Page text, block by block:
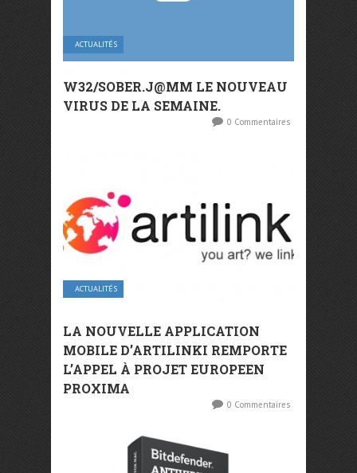
ACTUALITÉS
W32/SOBER.J@MM LE NOUVEAU
VIRUS DE LA SEMAINE.
0 Commentaires
ACTUALITÉS
LA NOUVELLE APPLICATION
MOBILE D’ARTILINKI REMPORTE
L’APPEL À PROJET EUROPEEN
PROXIMA
0 Commentaires